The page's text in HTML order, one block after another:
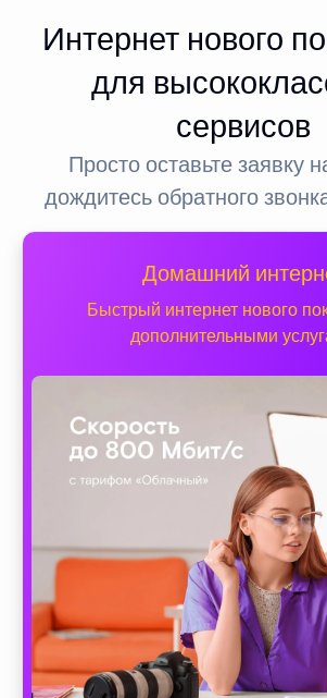
Интернет нового
для
сервисов
Просто оставьте заявку
дождитесь обратного
Домашний
Быстрый интернет нового
дополнительными